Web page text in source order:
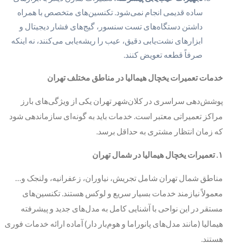
ساده قدیمی انجام نمی‌شود. تکنسین‌های متخصص با همراه
داشتن دستگاه‌های تست سنسور، گیج‌های فشار دیجیتال و
ابزارهای نشت‌یابی دقیق، عیب را ریشه‌یابی می‌کنند، نه اینکه
صرفاً قطعه تعویض کنند.
خدمات تعمیرات یخچال هیمالیا در مناطق مختلف تهران
پوشش‌دهی سراسری در کلان‌شهر تهران یکی از ویژگی‌های بارز
مراکز تعمیراتی معتبر است. خدمات باید به گونه‌ای سازماندهی شود
که زمان انتظار مشتری به حداقل برسد.
۱. تعمیرات یخچال هیمالیا در شمال تهران
مناطق شمال تهران شامل تجریش، نیاوران، زعفرانیه، ولنجک و…
معمولاً نیازمند خدمات بسیار سریع و لوکس هستند. تکنسین‌های
مستقر در این نواحی با آشنایی کامل به مدل‌های جدید و پیشرفته
هیمالیا (مانند مدل‌های پانوراما و هوم‌بار دار) آماده ارائه خدمات فوری
هستند.